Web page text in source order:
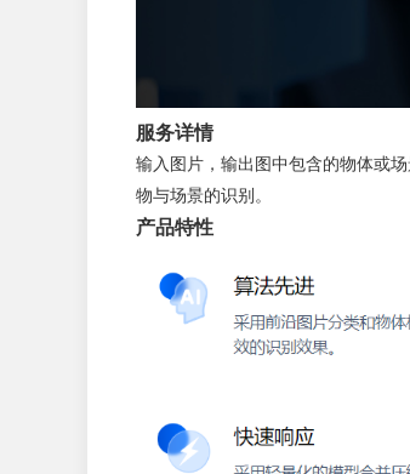
服务详情
输入图片，输出图中包含的物体或
物与场景的识别。
产品特性